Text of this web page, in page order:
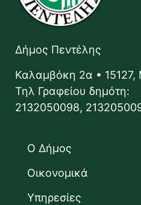
Δήμος Πεντέλης
Καλαμβόκη 2α • 15127,
Τηλ Γραφείου δημότη:
2132050098,
Ο Δήμος
Οικονομικά
Υπηρεσίες